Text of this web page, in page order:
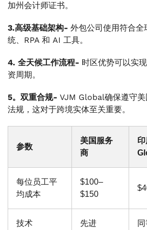
加州会计师证书。
3.高级基础架构- 外包公司使用符合
统、RPA 和 AI 工具。
4. 全天候工作流程- 时区优势可以实
资周期。
5。双重合规- VJM Global确保遵守
法规，这对于跨境实体至关重要。
参数
美国服务
商
每位员工平
均成本
$100–
$150
技术 先进